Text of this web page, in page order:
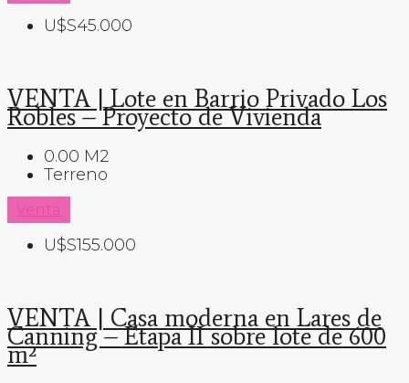
U$S45.000
VENTA | Lote en Barrio Privado Los
Robles – Proyecto de Vivienda
0.00 M2
Terreno
Venta
U$S155.000
VENTA | Casa moderna en Lares de
Canning – Etapa II sobre lote de 600
m²